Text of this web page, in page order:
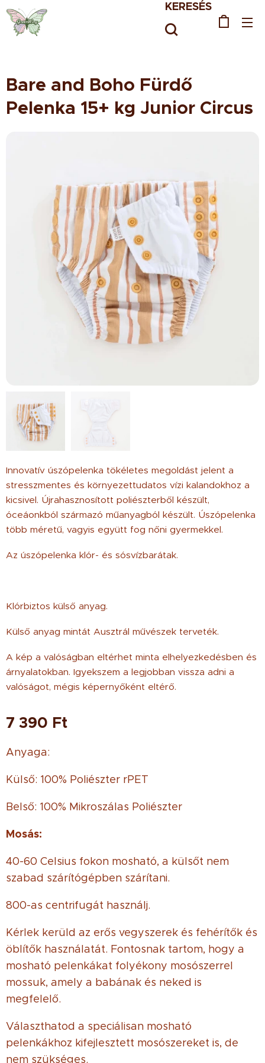
KERESÉS
Bare and Boho Fürdő
Pelenka 15+ kg Junior Circus
Innovatív úszópelenka tökéletes megoldást jelent a
stresszmentes és környezettudatos vízi kalandokhoz a
kicsivel. Újrahasznosított poliészterből készült,
óceáonkból származó műanyagból készült. Úszópelenka
több méretű, vagyis együtt fog nőni gyermekkel.
Az úszópelenka klór- és sósvízbarátak.
Klórbiztos külső anyag.
Külső anyag mintát Ausztrál művészek terveték.
A kép a valóságban eltérhet minta elhelyezkedésben és
árnyalatokban. Igyekszem a legjobban vissza adni a
valóságot, mégis képernyőként eltérő.
7 390 Ft
Anyaga:
Külső: 100% Poliészter rPET
Belső: 100% Mikroszálas Poliészter
Mosás:
40-60 Celsius fokon mosható, a külsőt nem
szabad szárítógépben szárítani.
800-as centrifugát használj.
Kérlek kerüld az erős vegyszerek és fehérítők és
öblítők használatát. Fontosnak tartom, hogy a
mosható pelenkákat folyékony mosószerrel
mossuk, amely a babának és neked is
megfelelő.
Választhatod a speciálisan mosható
pelenkákhoz kifejlesztett mosószereket is, de
nem szükséges.